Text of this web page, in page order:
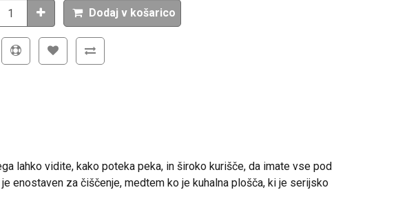
Dodaj v košarico
lahko vidite, kako poteka peka, in široko kurišče, da imate vse pod
enostaven za čiščenje, medtem ko je kuhalna plošča, ki je serijsko